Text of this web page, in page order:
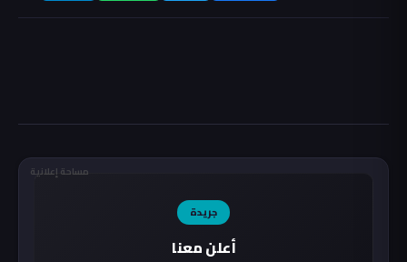
مساحة إعلانية
جريدة
أعلن معنا